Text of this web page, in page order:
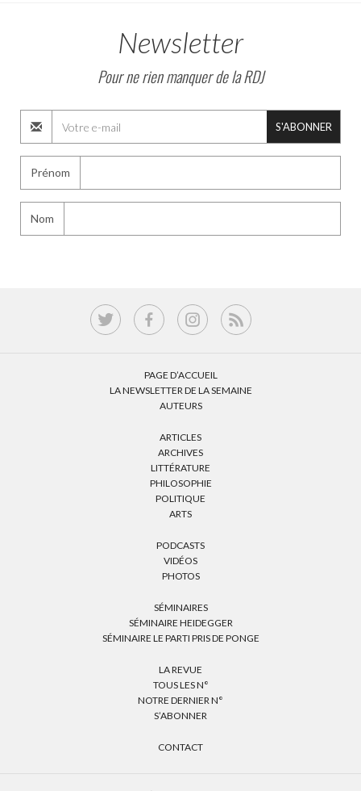
Newsletter
Pour ne rien manquer de la RDJ
S'ABONNER
Prénom
Nom
PAGE D’ACCUEIL
LA NEWSLETTER DE LA SEMAINE
AUTEURS
ARTICLES
ARCHIVES
LITTÉRATURE
PHILOSOPHIE
POLITIQUE
ARTS
PODCASTS
VIDÉOS
PHOTOS
SÉMINAIRES
SÉMINAIRE HEIDEGGER
SÉMINAIRE LE PARTI PRIS DE PONGE
LA REVUE
TOUS LES N°
NOTRE DERNIER N°
S’ABONNER
CONTACT